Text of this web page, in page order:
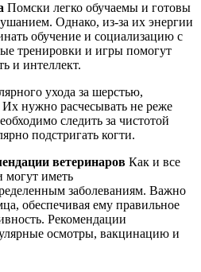
Помски легко обучаемы и готовы
Однако, из-за их энергии
обучение и социализацию с
тренировки и игры помогут
и интеллект.
ухода за шерстью,
нужно расчесывать не реже
следить за чистотой
подстригать когти.
ветеринаров Как и все
иметь
заболеваниям. Важно
обеспечивая ему правильное
Рекомендации
осмотры, вакцинацию и